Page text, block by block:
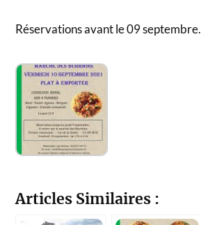
Réservations avant le 09 septembre.
Articles Similaires :